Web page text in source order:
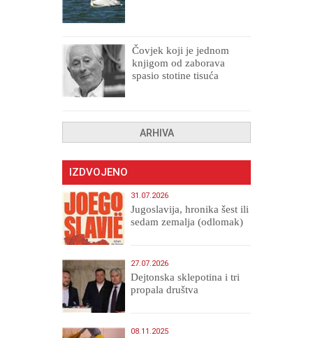
Čovjek koji je jednom
knjigom od zaborava
spasio stotine tisuća
ARHIVA
IZDVOJENO
31.07.2026
Jugoslavija, hronika šest ili
sedam zemalja (odlomak)
27.07.2026
Dejtonska sklepotina i tri
propala društva
08.11.2025